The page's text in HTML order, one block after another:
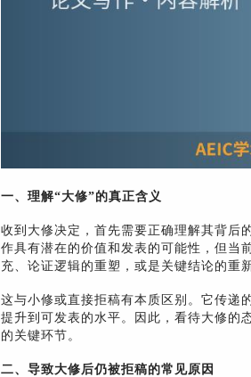
一、理解“大修”的真正含义
收到大修决定，首先需要正确理解其背后
作具有潜在的价值和发表的可能性，但当
充、论证逻辑的重塑，或是关键结论的重
这与小修或直接拒稿有本质区别。它传递
提升到可发表的水平。因此，看待大修的
的关键环节。
二、导致大修后仍被拒稿的常见原因